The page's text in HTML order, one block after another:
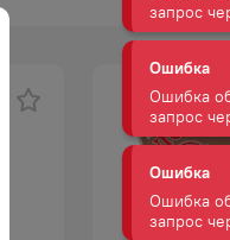
Ошибка
Ошибка
Ошибка
Ошибка
запрос